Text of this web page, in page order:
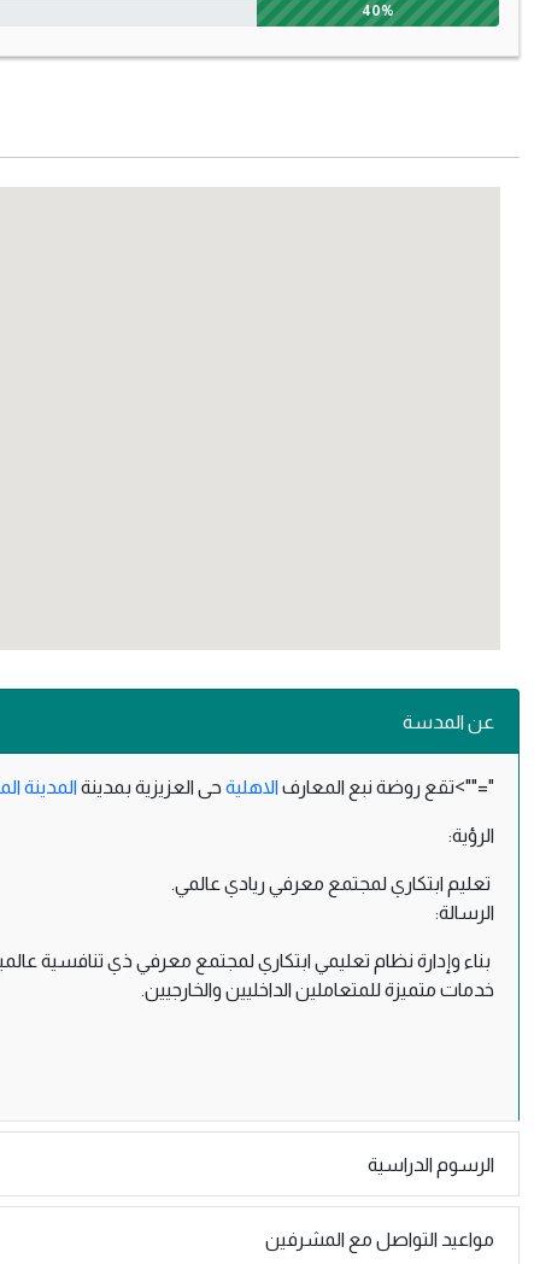
40%
عن المدسة
"="">تقع روضة نبع المعارف الاهلية حى العزيزية بمدينة المدينة
الرؤية:
تعليم ابتكاري لمجتمع معرفي ريادي عالمي.
الرسالة:
بناء وإدارة نظام تعليمي ابتكاري لمجتمع معرفي ذي تنافسية
خدمات متميزة للمتعاملين الداخليين والخارجيين.
الرسوم الدراسية
مواعيد التواصل مع المشرفين